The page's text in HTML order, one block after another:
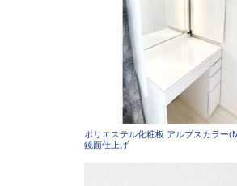
ポリエステル化粧板 アルプスカラー
鏡面仕上げ